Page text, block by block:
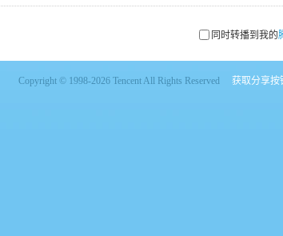
同时转播到我的
Copyright © 1998-2026 Tencent All Rights Reserved 获取分享按